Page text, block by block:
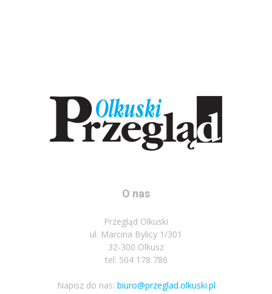
O nas
Przegląd Olkuski
ul. Marcina Bylicy 1/301
32-300 Olkusz
tel: 504 178 786
Napisz do nas: biuro@przeglad.olkuski.pl